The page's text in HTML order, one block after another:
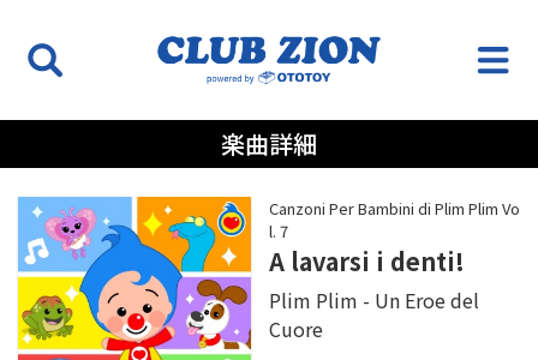
楽曲詳細
Canzoni Per Bambini di Plim Plim Vo
l. 7
A lavarsi i denti!
Plim Plim - Un Eroe del
Cuore